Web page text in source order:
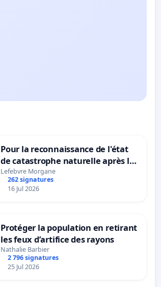
Pour la reconnaissance de l'état
de catastrophe naturelle après la
grêle du 15 juillet 2026 à Aubenas
et ses alentours
Lefebvre Morgane
262 signatures
16 Jul 2026
Protéger la population en retirant
les feux d’artifice des rayons
Nathalie Barbier
2 796 signatures
25 Jul 2026